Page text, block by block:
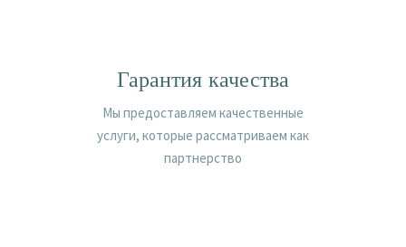
Гарантия качества
Мы предоставляем качественные
услуги, которые рассматриваем как
партнерство